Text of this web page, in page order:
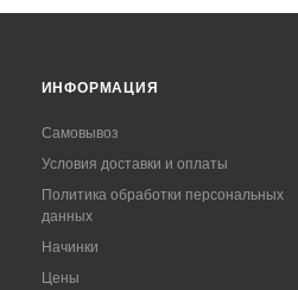
ИНФОРМАЦИЯ
Самовывоз
Условия доставки и оплаты
Политика обработки персональных
данных
Начинки
Цены